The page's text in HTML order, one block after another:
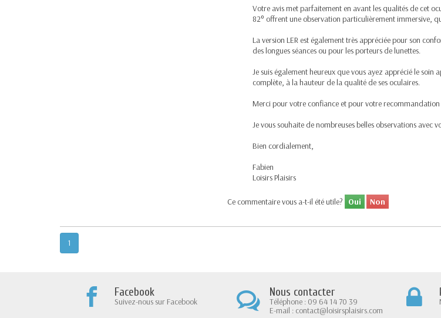
Votre avis met parfaitement en avant les qualités de cet
82° offrent une observation particulièrement immersive,
La version LER est également très appréciée pour son
des longues séances ou pour les porteurs de lunettes.
Je suis également heureux que vous ayez apprécié le
complète, à la hauteur de la qualité de ses oculaires.
Merci pour votre confiance et pour votre
Je vous souhaite de nombreuses belles observations avec
Bien cordialement,
Fabien
Loisirs Plaisirs
Ce commentaire vous a-t-il été utile? Oui Non
1
Facebook
Suivez-nous sur Facebook
Nous contacter
Téléphone : 09 64 14 70 39
E-mail : contact@loisirsplaisirs.com